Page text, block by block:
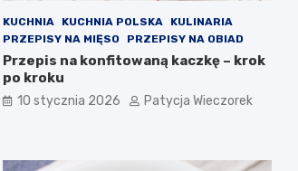
KUCHNIA KUCHNIA POLSKA
KULINARIA
PRZEPISY NA MIĘSO
PRZEPISY NA OBIAD
Przepis na konfitowaną kaczkę – krok
po kroku
10 stycznia 2026 Patycja Wieczorek